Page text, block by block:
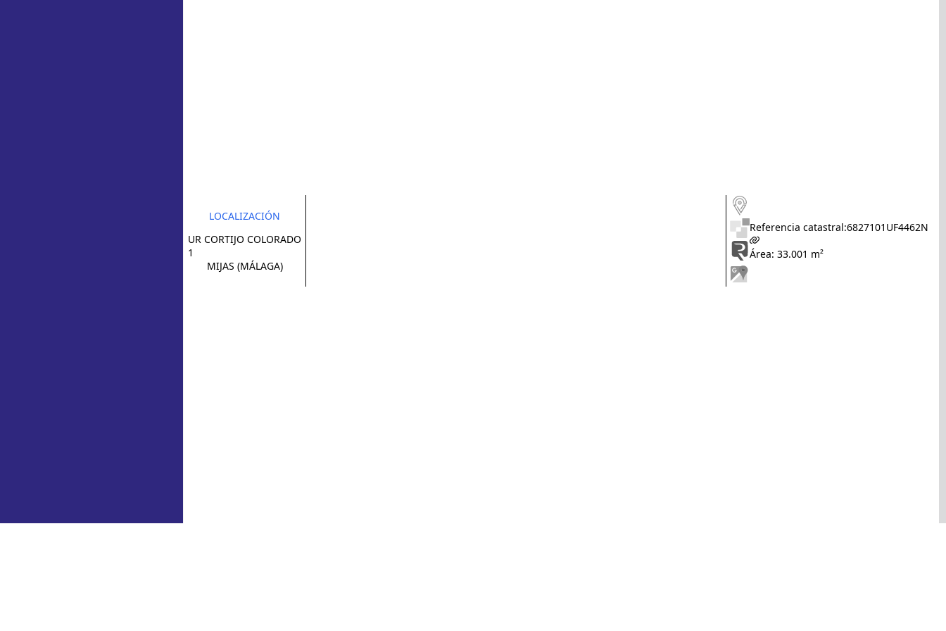
LOCALIZACIÓN
UR CORTIJO COLORADO
1
MIJAS (MÁLAGA)
Referencia catastral:6827101UF4462N
Área: 33.001 m²